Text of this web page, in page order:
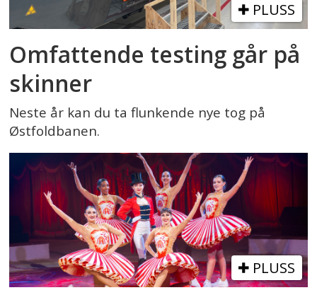
PLUSS
Omfattende testing går på
skinner
Neste år kan du ta flunkende nye tog på
Østfoldbanen.
PLUSS